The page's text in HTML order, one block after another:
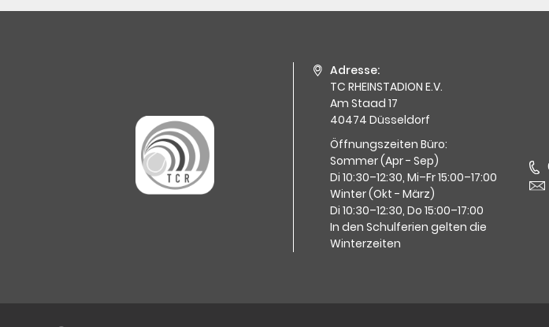
Adresse:
TC RHEINSTADION E.V.
Am Staad 17
40474 Düsseldorf
Öffnungszeiten Büro:
Sommer (Apr - Sep)
Di 10:30–12:30, Mi–Fr 15:00–17:00
Winter (Okt - März)
Di 10:30–12:30, Do 15:00–17:00
In den Schulferien gelten die
Winterzeiten